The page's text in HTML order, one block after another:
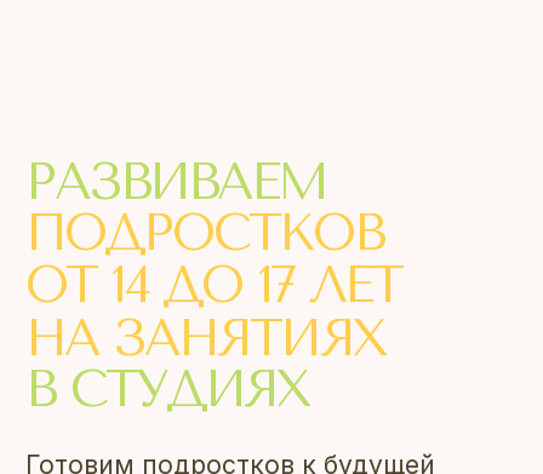
ПОДРОСТКОВ
ОТ 14 ДО 17 ЛЕТ
Готовим подростков к будущей
профессии, учим зарабатывать
первые деньги и самовыражаться
через творчество
НА ЗАНЯТИЯХ
В СТУДИЯХ